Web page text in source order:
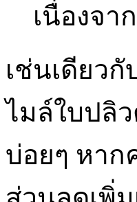
เนื่องจ
เช่นเดียว
ไมล์ใบปลิ
บ่อยๆ หาก